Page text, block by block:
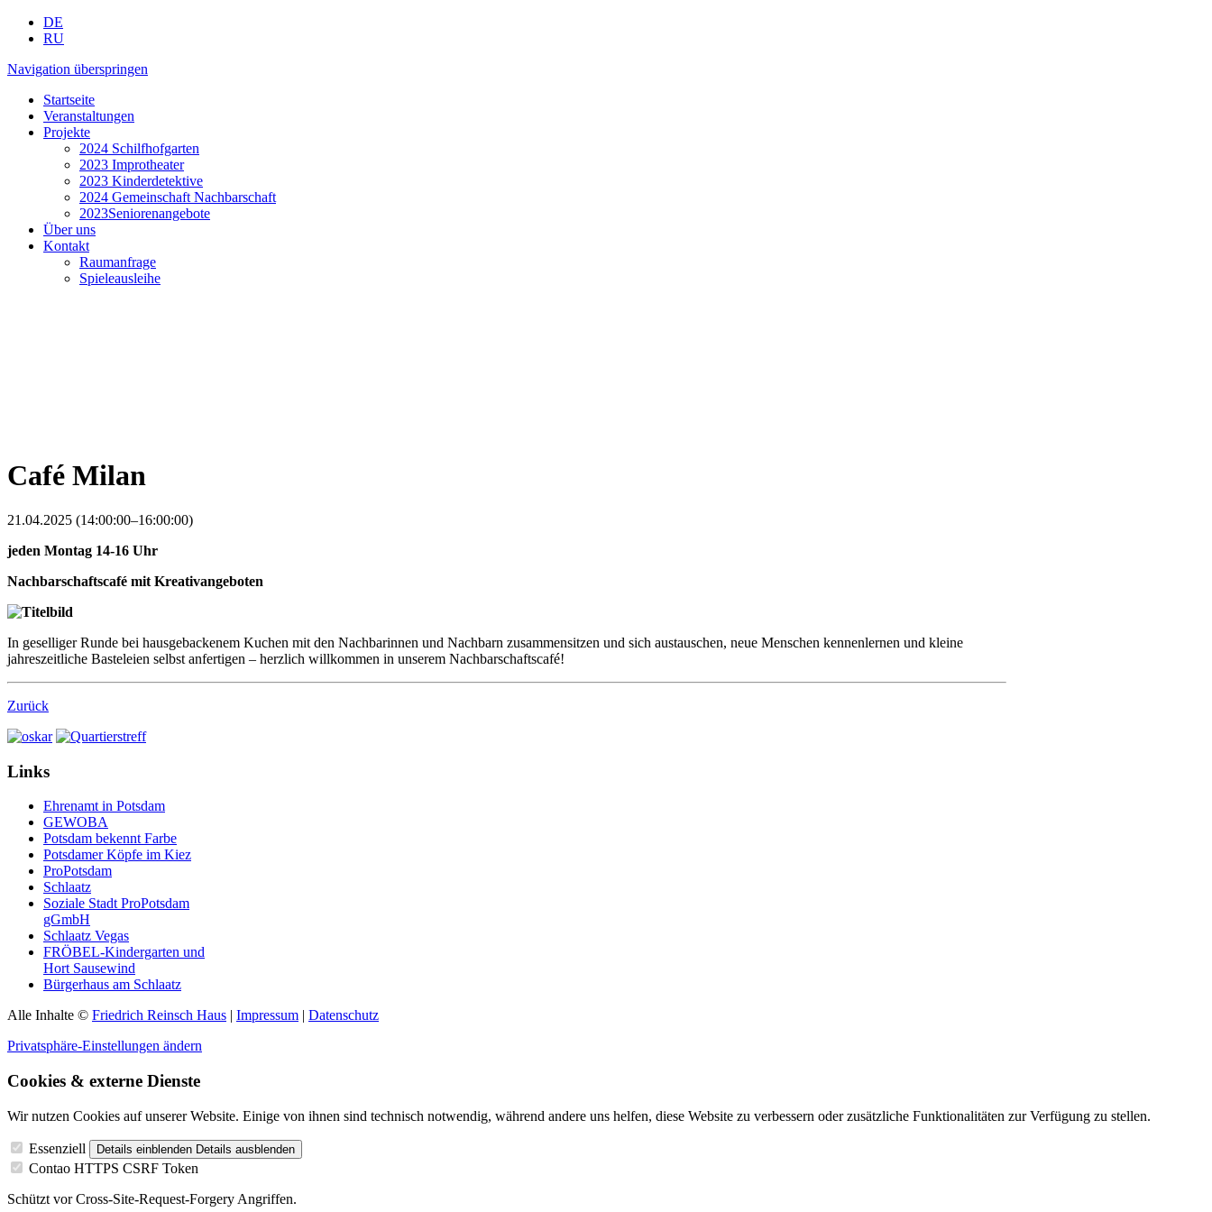
DE
RU
Navigation überspringen
Startseite
Veranstaltungen
Projekte
2024 Schilfhofgarten
2023 Improtheater
2023 Kinderdetektive
2024 Gemeinschaft Nachbarschaft
2023Seniorenangebote
Über uns
Kontakt
Raumanfrage
Spieleausleihe
Café Milan
21.04.2025 (14:00:00–16:00:00)
jeden Montag 14-16 Uhr
Nachbarschaftscafé mit Kreativangeboten
In geselliger Runde bei hausgebackenem Kuchen mit den Nachbarinnen und Nachbarn zusammensitzen und sich austauschen, neue Menschen kennenlernen und kleine
jahreszeitliche Basteleien selbst anfertigen – herzlich willkommen in unserem Nachbarschaftscafé!
Zurück
Links
Ehrenamt in Potsdam
GEWOBA
Potsdam bekennt Farbe
Potsdamer Köpfe im Kiez
ProPotsdam
Schlaatz
Soziale Stadt ProPotsdam
gGmbH
Schlaatz Vegas
FRÖBEL-Kindergarten und
Hort Sausewind
Bürgerhaus am Schlaatz
Alle Inhalte © Friedrich Reinsch Haus | Impressum | Datenschutz
Privatsphäre-Einstellungen ändern
Cookies & externe Dienste
Wir nutzen Cookies auf unserer Website. Einige von ihnen sind technisch notwendig, während andere uns helfen, diese Website zu verbessern oder zusätzliche Funktionalitäten zur Verfügung zu stellen.
Essenziell Details einblenden Details ausblenden
Contao HTTPS CSRF Token
Schützt vor Cross-Site-Request-Forgery Angriffen.